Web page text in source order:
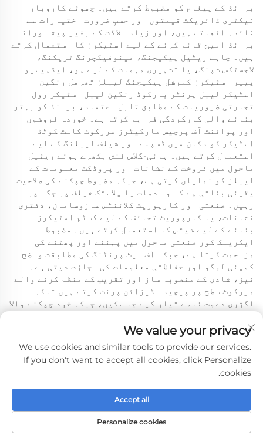
برانڈ کے پیغام کو مضبوط کرتے ہیں۔ چھوٹے کاروبار
فیکٹری ڈائریکٹ قیمتوں اور حسبِ ضرورت اختیارات سے
فائدہ اٹھاتے ہیں، اور زیادہ لاگت کے بغیر پیشہ ورانہ
برانڈ امیج قائم کرنے کے لیے اسٹیکرز کا استعمال کرتے
ہیں۔ چاہے ریٹیل پیکیجنگ، مینوفیکچرنگ ٹریکنگ،
لاجسٹکس شپنگ، یا تشہیری مہمات کے لیے ہو، ایڈہیسیو
پیپر اسٹیکرز کمرشل پیکیجنگ لیبلز تھرمل رنگین
اسٹیکر لیبل پرنٹر بارکوڈ رنگین لیبل اسٹیکر رول
تجارتی ضروریات کے مطابق قابل اعتماد، برانڈ کو بہتر
بنانے والی کارکردگی فراہم کرتا ہے۔ خوردہ فروشوں
اور پوائنٹ آف پرچیس مارکیٹرز مررکوٹ کاسٹ کوٹڈ
اسٹیکر کو دکان میں ڈسپلے اور شیلف لیبلنگ کے لیے
استعمال کرتے ہیں۔ ہائی-گلاس فنش بکھرے ہوئے ریٹیل
ماحول میں فروخت کے نشانات اور پروڈکٹ معلومات کے
لیبلز کو نمایاں کرتی ہے، جبکہ مضبوط چپکنے کی صلاحیت
یقینی بناتی ہے کہ وہ دھات یا پلاسٹک شیلف پر جگہ پر
رہیں۔ صنعتی اور کارپوریٹ کلائنٹس سازوسامان، دفتری
نشانات، یا کارپوریٹ تحائف کے لیے کسٹم اسٹیکرز
بنانے کے لیے شیٹس کا استعمال کرتے ہیں۔ مضبوط
ایکریلک کور صنعتی ماحول میں پہننے اور پھٹنے کی
مزاحمت کرتا ہے، جبکہ آف سیٹ پرنٹنگ کی مطابقت واضح
کمپنی لوگو اور حفاظتی معلومات کی اجازت دیتی ہے۔
نیز، شادی کے منصوبہ ساز اور تقریب کے منظم کرنے والے
مررکوٹ سطح پر پیچیدہ ڈیزائن پرنٹ کرتے ہیں تاکہ
لگژری دعوت نامے تیار کیے جا سکیں، جبکہ خود چپکنے والا
کی اجازت دیتا ہے۔ چاہے ہائی اینڈ پیکیجنگ، تشہیری
ڈسپلے، آرٹ پرنٹس، یا کارپوریٹ برانڈنگ کے لیے ہو،
مررکوٹ کاسٹ کوٹڈ آرٹ پیپر 70x100 سینٹی میٹر خود
چپکنے والی اسٹیکر نیم چمکدار ایکریلک ہاٹ میلٹ شیٹ
آف سیٹ پرنٹنگ کے لیے شاندار پرنٹ کوالٹی اور قابل
اعتماد کارکردگی فراہم کرتی ہے جو پرنٹ مرکوز
ضروریات کے مطابق ہوتی ہے۔
We value your privacy
We use cookies and similar tools to provide our services.
If you don't want to accept all cookies, click Personalize
cookies.
Personalize cookies
Accept all